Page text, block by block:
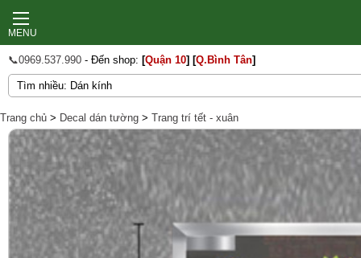
MENU
📞0969.537.990 - Đến shop: [Quận 10] [Q.Bình Tân]
Trang chủ > Decal dán tường > Trang trí tết - xuân